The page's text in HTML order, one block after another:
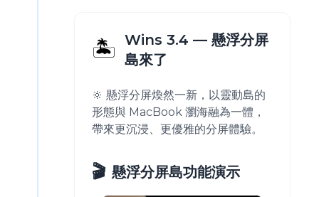
🏝️ Wins 3.4 — 懸浮分屏
島來了
🔆 懸浮分屏煥然一新，以靈動島的
形態與 MacBook 瀏海融為一體，
帶來更沉浸、更優雅的分屏體驗。
🎬 懸浮分屏島功能演示